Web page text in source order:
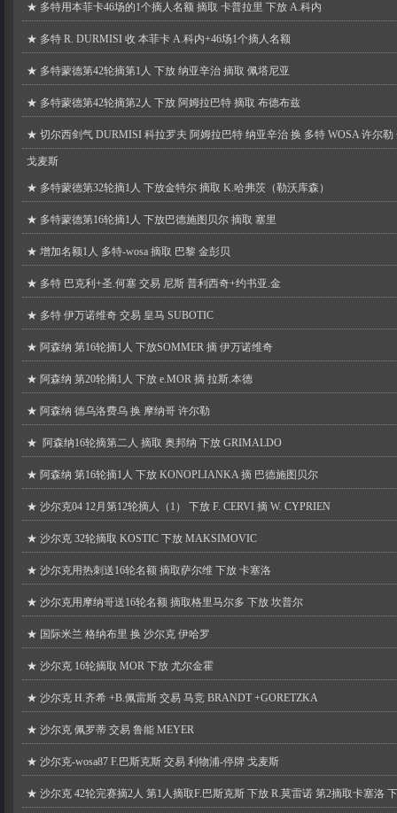
★ 多特用本菲卡46场的1个摘人名额 摘取 卡普拉里 下放 A.科内
★ 多特 R. DURMISI 收 本菲卡 A.科内+46场1个摘人名额
★ 多特蒙德第42轮摘第1人 下放 纳亚辛治 摘取 佩塔尼亚
★ 多特蒙德第42轮摘第2人 下放 阿姆拉巴特 摘取 布德布兹
★ 切尔西剑气 DURMISI 科拉罗夫 阿姆拉巴特 纳亚辛治 换 多特 WOSA 许尔勒
戈麦斯
★ 多特蒙德第32轮摘1人 下放金特尔 摘取 K.哈弗茨（勒沃库森）
★ 多特蒙德第16轮摘1人 下放巴德施图贝尔 摘取 塞里
★ 增加名额1人 多特-wosa 摘取 巴黎 金彭贝
★ 多特 巴克利+圣.何塞 交易 尼斯 普利西奇+约书亚.金
★ 多特 伊万诺维奇 交易 皇马 SUBOTIC
★ 阿森纳 第16轮摘1人 下放SOMMER 摘 伊万诺维奇
★ 阿森纳 第20轮摘1人 下放 e.MOR 摘 拉斯.本德
★ 阿森纳 德乌洛费乌 换 摩纳哥 许尔勒
★ 阿森纳16轮摘第二人 摘取 奥邦纳 下放 GRIMALDO
★ 阿森纳 第16轮摘1人 下放 KONOPLIANKA 摘 巴德施图贝尔
★ 沙尔克04 12月第12轮摘人（1） 下放 F. CERVI 摘 W. CYPRIEN
★ 沙尔克 32轮摘取 KOSTIC 下放 MAKSIMOVIC
★ 沙尔克用热刺送16轮名额 摘取萨尔维 下放 卡塞洛
★ 沙尔克用摩纳哥送16轮名额 摘取格里马尔多 下放 坎普尔
★ 国际米兰 格纳布里 换 沙尔克 伊哈罗
★ 沙尔克 16轮摘取 MOR 下放 尤尔金霍
★ 沙尔克 H.齐希 +B.佩雷斯 交易 马竞 BRANDT +GORETZKA
★ 沙尔克 佩罗蒂 交易 鲁能 MEYER
★ 沙尔克-wosa87 F.巴斯克斯 交易 利物浦-停牌 戈麦斯
★ 沙尔克 42轮完赛摘2人 第1人摘取F.巴斯克斯 下放 R.莫雷诺 第2摘取卡塞洛 下